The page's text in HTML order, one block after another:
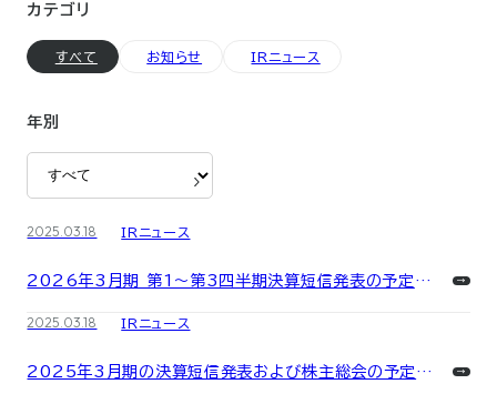
カテゴリ
すべて お知らせ IRニュース
年別
2025.03.18 IRニュース
2026年3月期 第1～第3四半期決算短信発表の予定日
2025.03.18 IRニュース
2025年3月期の決算短信発表および株主総会の予定日